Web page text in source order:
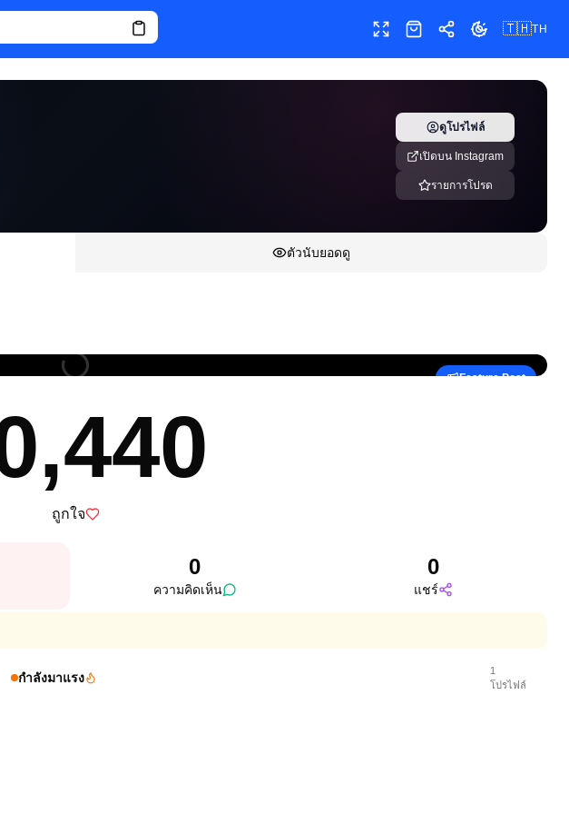
เต็มหน้าจอ
ร้านค้าแชร์ เปลี่ยนธีม
🇹🇭TH
ดูโปรไฟล์
เปิดบน Instagram
รายการโปรด
ตัวนับยอดดู
Feature Post
ถูกใจ
0
ความคิดเห็น
0
แชร์
กำลังมาแรง
1
โปรไฟล์